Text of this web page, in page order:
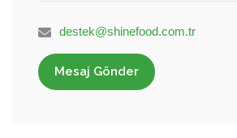
destek@shinefood.com.tr
Mesaj Gönder